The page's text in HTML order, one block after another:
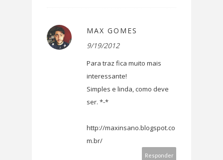
MAX GOMES
9/19/2012
Para traz fica muito mais
interessante!
Simples e linda, como deve
ser. *-*
http://maxinsano.blogspot.co
m.br/
Responder